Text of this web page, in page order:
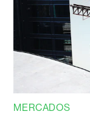
MERCADOS